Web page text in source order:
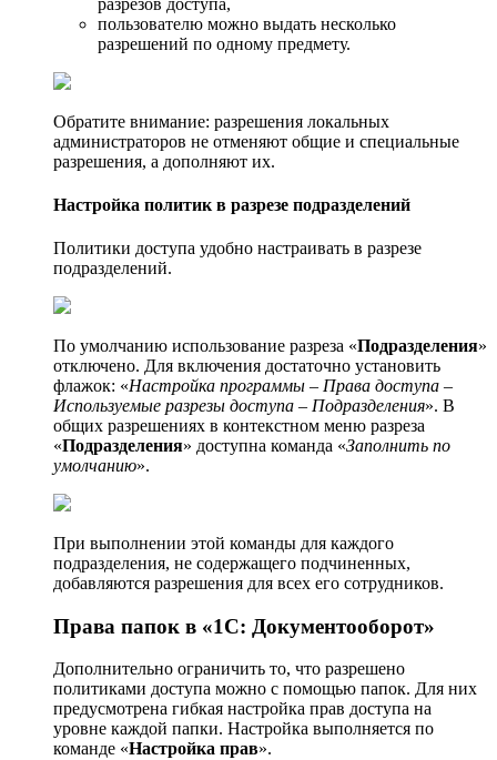
пользователю можно выдать несколько
разрешений по одному предмету.
Обратите внимание: разрешения локальных
администраторов не отменяют общие и специальные
разрешения, а дополняют их.
Настройка политик в разрезе подразделений
Политики доступа удобно настраивать в разрезе
подразделений.
По умолчанию использование разреза «Подразделения»
отключено. Для включения достаточно установить
флажок: «Настройка программы – Права доступа –
Используемые разрезы доступа – Подразделения». В
общих разрешениях в контекстном меню разреза
«Подразделения» доступна команда «Заполнить по
умолчанию».
При выполнении этой команды для каждого
подразделения, не содержащего подчиненных,
добавляются разрешения для всех его сотрудников.
Права папок в «1С: Документооборот»
Дополнительно ограничить то, что разрешено
политиками доступа можно с помощью папок. Для них
предусмотрена гибкая настройка прав доступа на
уровне каждой папки. Настройка выполняется по
команде «Настройка прав».